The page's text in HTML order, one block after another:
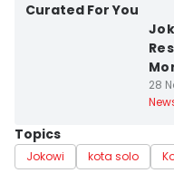
Curated For You
28
Topics
Jokowi kota solo